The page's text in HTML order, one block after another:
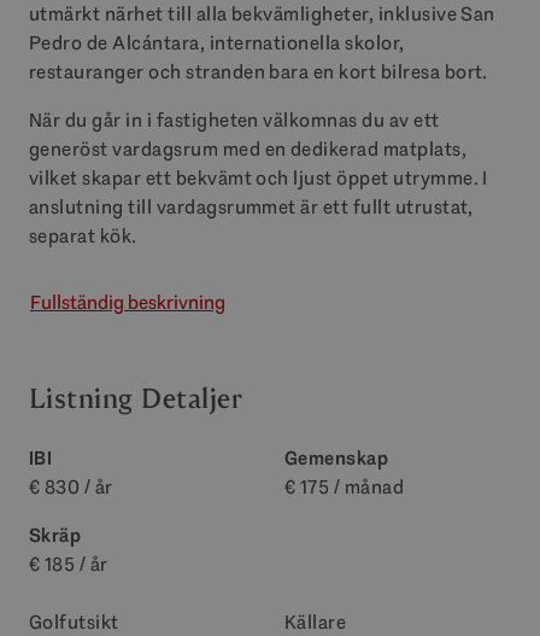
utmärkt närhet till alla bekvämligheter, inklusive San
Pedro de Alcántara, internationella skolor,
restauranger och stranden bara en kort bilresa bort.
När du går in i fastigheten välkomnas du av ett
generöst vardagsrum med en dedikerad matplats,
vilket skapar ett bekvämt och ljust öppet utrymme. I
anslutning till vardagsrummet är ett fullt utrustat,
separat kök.
Fullständig beskrivning
Listning Detaljer
IBI
€ 830 / år
Gemenskap
€ 175 / månad
Skräp
€ 185 / år
Golfutsikt
Källare